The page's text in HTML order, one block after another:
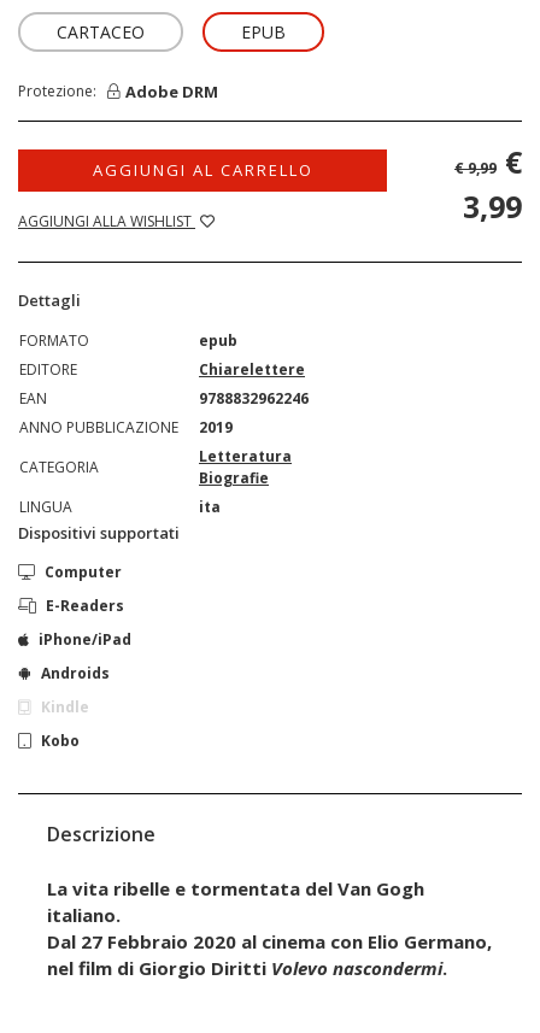
CARTACEO EPUB
Protezione: Adobe DRM
AGGIUNGI AL CARRELLO
AGGIUNGI ALLA WISHLIST
€ 9,99 €
3,99
Dettagli
FORMATO
epub
EDITORE
Chiarelettere
EAN
9788832962246
ANNO PUBBLICAZIONE
2019
CATEGORIA
Letteratura
Biografie
LINGUA
ita
Dispositivi supportati
Computer
E-Readers
iPhone/iPad
Androids
Kindle
Kobo
Descrizione
La vita ribelle e tormentata del Van Gogh
italiano.
Dal 27 Febbraio 2020 al cinema con Elio Germano,
nel film di Giorgio Diritti Volevo nascondermi.